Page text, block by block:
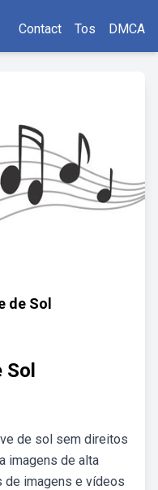
Contact Tos DMCA
de Sol
de sol sem direitos
imagens de alta
de imagens e vídeos